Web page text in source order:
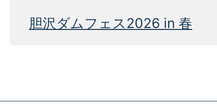
胆沢ダムフェス2026 in 春